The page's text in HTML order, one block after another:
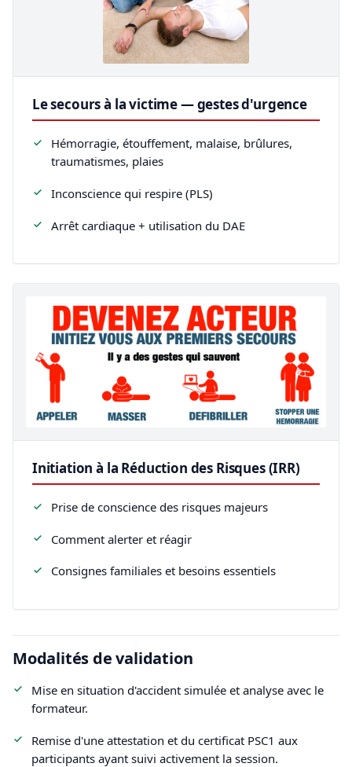
Le secours à la victime — gestes d'urgence
Hémorragie, étouffement, malaise, brûlures,
traumatismes, plaies
Inconscience qui respire (PLS)
Arrêt cardiaque + utilisation du DAE
Initiation à la Réduction des Risques (IRR)
Prise de conscience des risques majeurs
Comment alerter et réagir
Consignes familiales et besoins essentiels
Modalités de validation
Mise en situation d'accident simulée et analyse avec le
formateur.
Remise d'une attestation et du certificat PSC1 aux
participants ayant suivi activement la session.